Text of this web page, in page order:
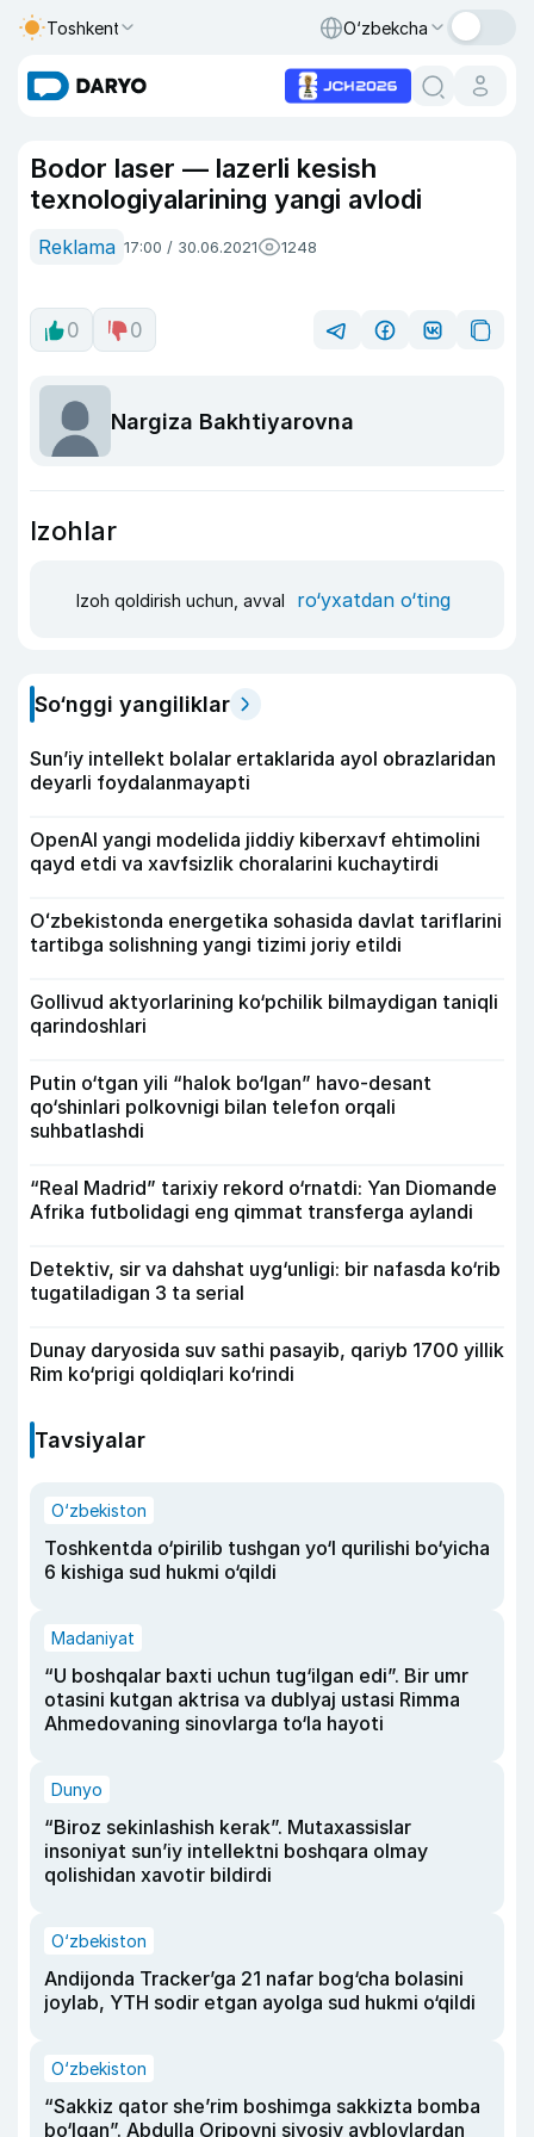
Toshkent O‘zbekcha
Bodor laser — lazerli kesish
texnologiyalarining yangi avlodi
Reklama 17:00 / 30.06.2021 1248
0 0
Nargiza Bakhtiyarovna
Izohlar
Izoh qoldirish uchun, avval ro‘yxatdan o‘ting
So‘nggi yangiliklar
Sun’iy intellekt bolalar ertaklarida ayol obrazlaridan
deyarli foydalanmayapti
OpenAI yangi modelida jiddiy kiberxavf ehtimolini
qayd etdi va xavfsizlik choralarini kuchaytirdi
Oʻzbekistonda energetika sohasida davlat tariflarini
tartibga solishning yangi tizimi joriy etildi
Gollivud aktyorlarining ko‘pchilik bilmaydigan taniqli
qarindoshlari
Putin o‘tgan yili “halok bo‘lgan” havo-desant
qo‘shinlari polkovnigi bilan telefon orqali
suhbatlashdi
“Real Madrid” tarixiy rekord o‘rnatdi: Yan Diomande
Afrika futbolidagi eng qimmat transferga aylandi
Detektiv, sir va dahshat uyg‘unligi: bir nafasda ko‘rib
tugatiladigan 3 ta serial
Dunay daryosida suv sathi pasayib, qariyb 1700 yillik
Rim ko‘prigi qoldiqlari ko‘rindi
Tavsiyalar
O‘zbekiston
Toshkentda o‘pirilib tushgan yo‘l qurilishi bo‘yicha
6 kishiga sud hukmi o‘qildi
Madaniyat
“U boshqalar baxti uchun tug‘ilgan edi”. Bir umr
otasini kutgan aktrisa va dublyaj ustasi Rimma
Ahmedovaning sinovlarga to‘la hayoti
Dunyo
“Biroz sekinlashish kerak”. Mutaxassislar
insoniyat sun’iy intellektni boshqara olmay
qolishidan xavotir bildirdi
O‘zbekiston
Andijonda Tracker’ga 21 nafar bog‘cha bolasini
joylab, YTH sodir etgan ayolga sud hukmi o‘qildi
O‘zbekiston
“Sakkiz qator she’rim boshimga sakkizta bomba
bo‘lgan”. Abdulla Oripovni siyosiy ayblovlardan